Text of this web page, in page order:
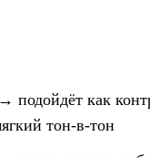
подойдёт как
тон-в-тон